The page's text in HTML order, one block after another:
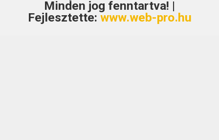
Minden jog fenntartva! |
Fejlesztette: www.web-pro.hu